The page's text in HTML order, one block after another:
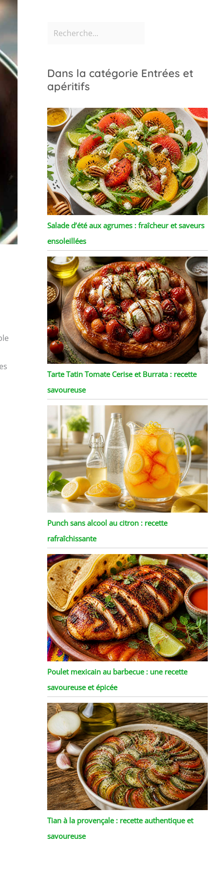
Dans la catégorie Entrées et
apéritifs
Salade d’été aux agrumes : fraîcheur et saveurs
ensoleillées
Tarte Tatin Tomate Cerise et Burrata : recette
savoureuse
Punch sans alcool au citron : recette
rafraîchissante
Poulet mexicain au barbecue : une recette
savoureuse et épicée
Tian à la provençale : recette authentique et
savoureuse